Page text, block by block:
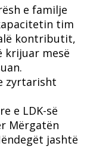
e familje
tim
kontributit,
krijuar mesë
zyrtarisht
LDK-së
jashtë